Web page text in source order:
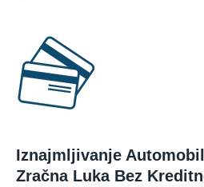
Iznajmljivanje
Zračna Luka Bez